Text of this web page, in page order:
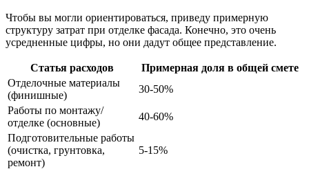
Чтобы вы могли ориентироваться, приведу примерную
структуру затрат при отделке фасада. Конечно, это очень
усредненные цифры, но они дадут общее представление.
Статья расходов
Примерная доля в общей смете
Отделочные материалы
(финишные)
30-50%
Работы по монтажу/
отделке (основные)
40-60%
Подготовительные работы
(очистка, грунтовка,
ремонт)
5-15%